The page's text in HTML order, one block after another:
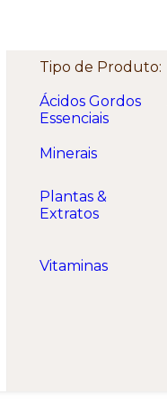
Tipo de Produto:
Ácidos Gordos
Essenciais
Minerais
Plantas &
Extratos
Vitaminas